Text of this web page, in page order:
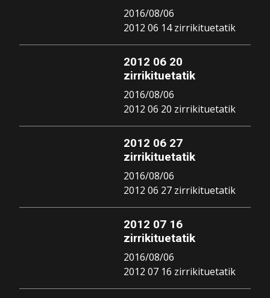
2016/08/06
2012 06 14 zirrikituetatik
2012 06 20
zirrikituetatik
2016/08/06
2012 06 20 zirrikituetatik
2012 06 27
zirrikituetatik
2016/08/06
2012 06 27 zirrikituetatik
2012 07 16
zirrikituetatik
2016/08/06
2012 07 16 zirrikituetatik